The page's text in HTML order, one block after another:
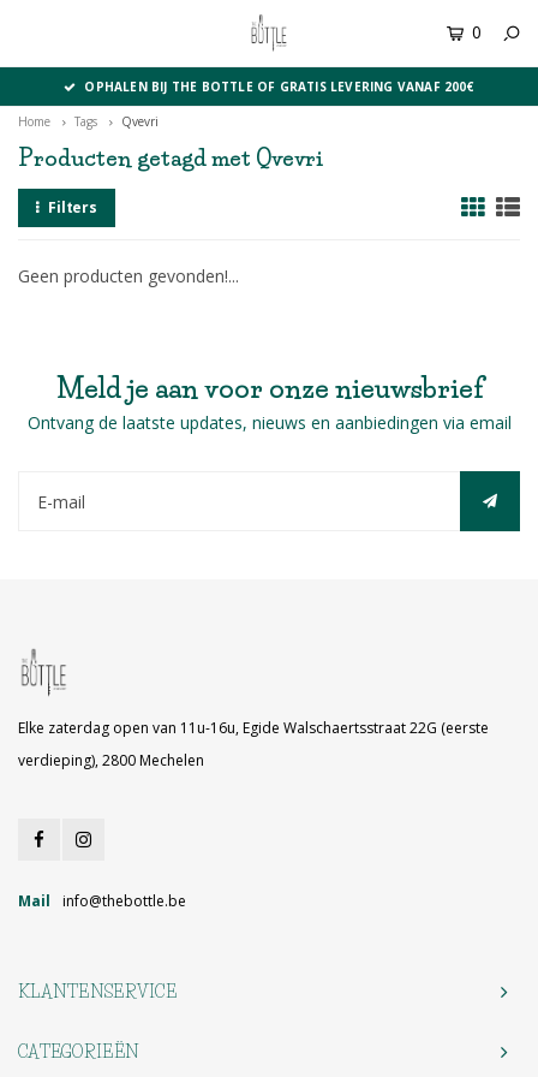
0
OPHALEN BIJ THE BOTTLE OF GRATIS LEVERING VANAF 200€
Home Tags Qvevri
Producten getagd met Qvevri
Filters
Geen producten gevonden!...
Meld je aan voor onze nieuwsbrief
Ontvang de laatste updates, nieuws en aanbiedingen via email
Elke zaterdag open van 11u-16u, Egide Walschaertsstraat 22G (eerste
verdieping), 2800 Mechelen
Mail info@thebottle.be
KLANTENSERVICE
CATEGORIEËN